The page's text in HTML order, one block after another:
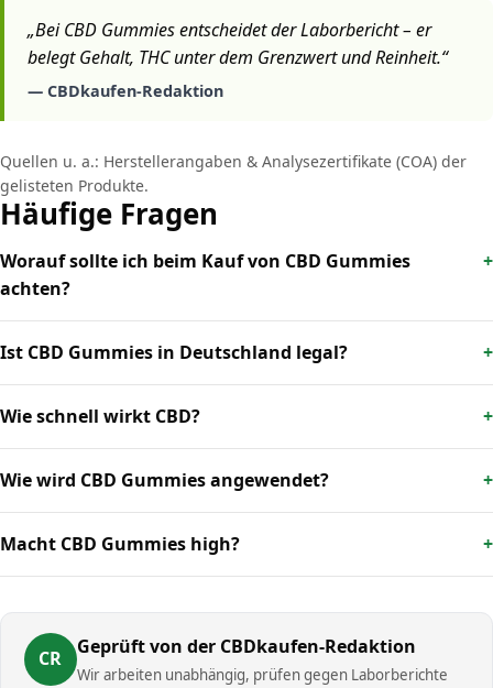
„Bei CBD Gummies entscheidet der Laborbericht – er
belegt Gehalt, THC unter dem Grenzwert und Reinheit.“
— CBDkaufen-Redaktion
Quellen u. a.: Herstellerangaben & Analysezertifikate (COA) der
gelisteten Produkte.
Häufige Fragen
Worauf sollte ich beim Kauf von CBD Gummies
achten?
Ist CBD Gummies in Deutschland legal?
Wie schnell wirkt CBD?
Wie wird CBD Gummies angewendet?
Macht CBD Gummies high?
CR
Geprüft von der CBDkaufen-Redaktion
Wir arbeiten unabhängig, prüfen gegen Laborberichte